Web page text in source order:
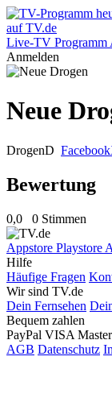
Live-TV Programm
Anmelden
Neue
DrogenD Facebook
Bewertung
0,0 0 Stimmen
Appstore Playstore
Hilfe
Häufige Fragen
Wir sind TV.de
Dein Fernsehen
Bequem zahlen
PayPal VISA
AGB Datenschutz